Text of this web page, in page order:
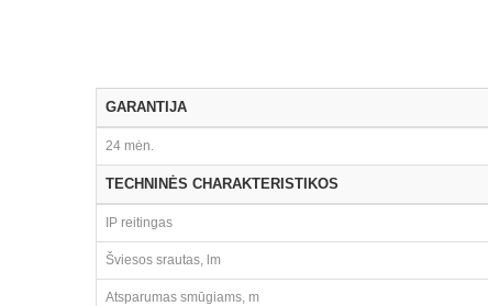
GARANTIJA
24 mėn.
TECHNINĖS CHARAKTERISTIKOS
IP reitingas
Šviesos srautas, lm
Atsparumas smūgiams, m